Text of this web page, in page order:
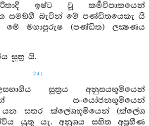
ඉෂ්ට වූ කර්‍මවිපාකයෙන්
සමඞ්ගී බැවින් මේ පණ්ඩිතයෙකැ යි
මේ මහාපුරුෂ (පණ්ඩිත) ලක්‍ෂණය
සූත්‍ර යි.
241
සූත්‍රය අනුසයභූමියෙන්
සංයෝජනභූමියෙන්
යන සතර ක්ලේශභූමියෙන් (ක්ලේශ
යුතු යැ. අනුශය සහිත අප්‍රහීණ